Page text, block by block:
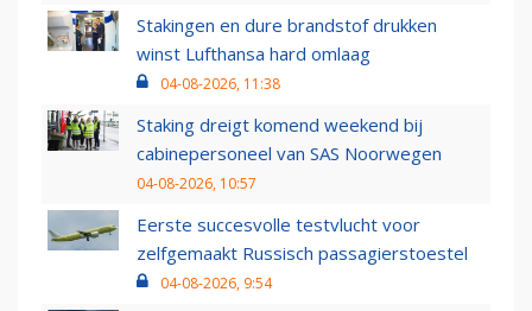
Stakingen en dure brandstof drukken
winst Lufthansa hard omlaag
04-08-2026, 11:38
Staking dreigt komend weekend bij
cabinepersoneel van SAS Noorwegen
04-08-2026, 10:57
Eerste succesvolle testvlucht voor
zelfgemaakt Russisch passagierstoestel
04-08-2026, 9:54